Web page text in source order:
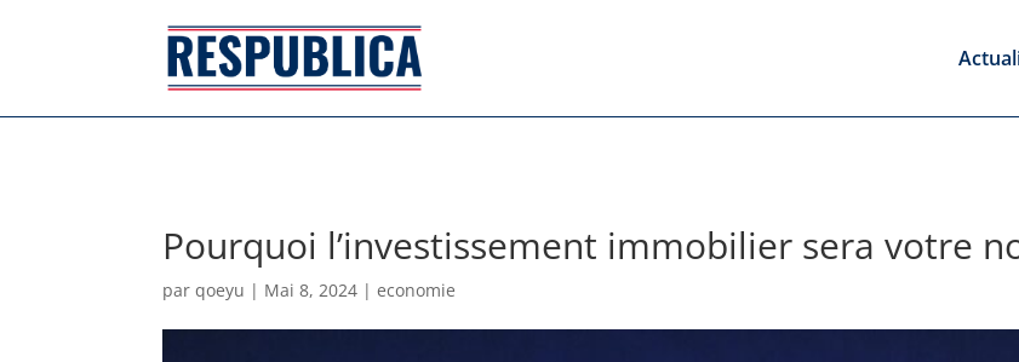
Pourquoi l’investissement immobilier sera votre
parqoeyu | Mai 8, 2024 |economie